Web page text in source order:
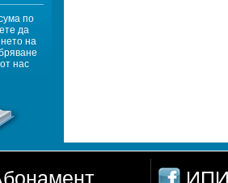
по
да
на
нас
ИПИ